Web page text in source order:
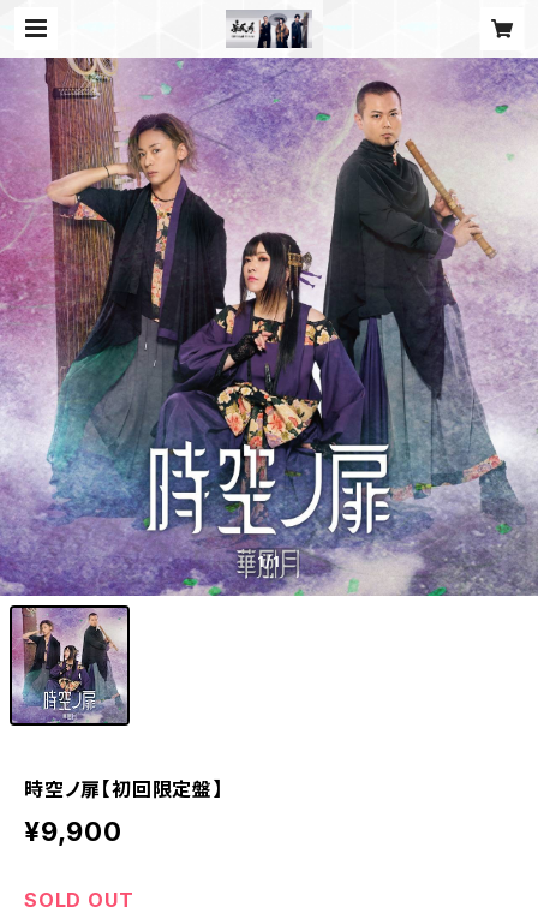
1/1
時空ノ扉【初回限定盤】
¥9,900
SOLD OUT